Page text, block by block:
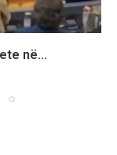
në...